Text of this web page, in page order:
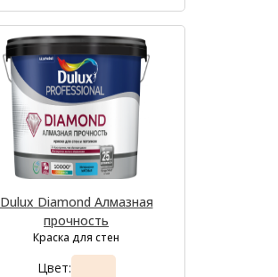
Dulux Diamond Алмазная
прочность
Краска для стен
Цвет: